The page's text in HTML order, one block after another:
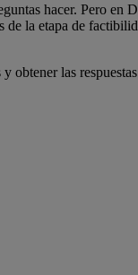
hacer. Pero
la etapa de
las